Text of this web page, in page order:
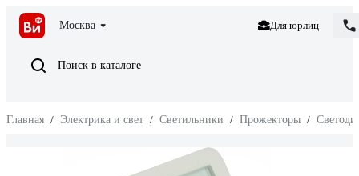
Москва Для юрлиц
Поиск в каталоге
Главная / Электрика и свет / Светильники / Прожекторы /